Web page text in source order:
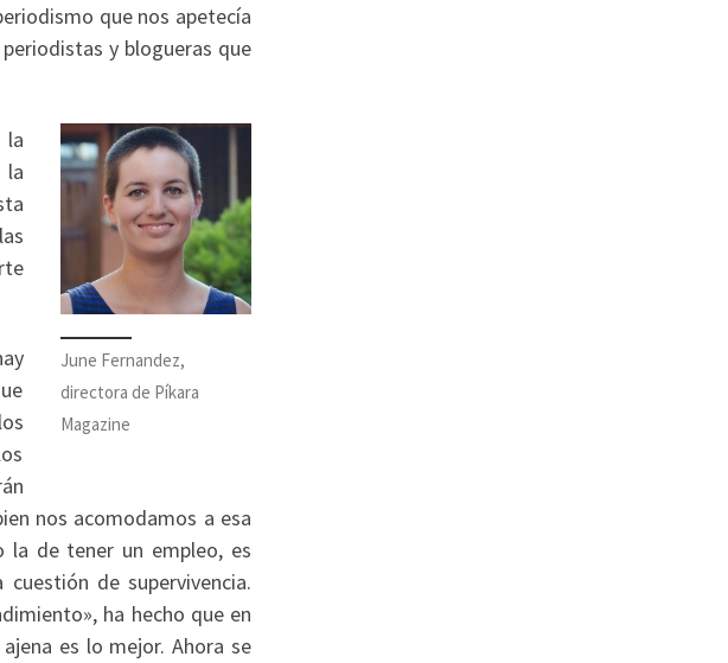
que nos apetecía
y blogueras que
June Fernandez,
directora de Píkara
Magazine
la
la
nos acomodamos a esa
la de tener un empleo, es
de supervivencia.
ha hecho que en
es lo mejor. Ahora se